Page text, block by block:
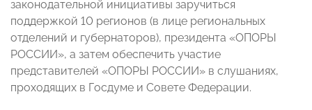
законодательной инициативы заручиться
поддержкой 10 регионов (в лице региональных
отделений и губернаторов), президента «ОПОРЫ
РОССИИ», а затем обеспечить участие
представителей «ОПОРЫ РОССИИ» в слушаниях,
проходящих в Госдуме и Совете Федерации.